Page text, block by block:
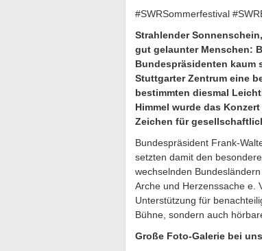
#SWRSommerfestival
Strahlender
gut gelaunter Menschen:
Bundespräsidenten kaum
Stuttgarter Zentrum eine
bestimmten diesmal
Himmel wurde das
Zeichen für
Bundespräsident Frank-
setzten damit den
wechselnden
Arche und Herzenssache e.
Unterstützung für
Bühne, sondern auch
Große Foto-Galerie bei